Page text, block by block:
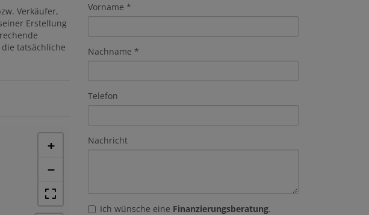
Verkäufer,
Erstellung
tatsächliche
+
−
Vorname
Nachname
Telefon
Nachricht
Ich wünsche eine Finanzierungsberatung.